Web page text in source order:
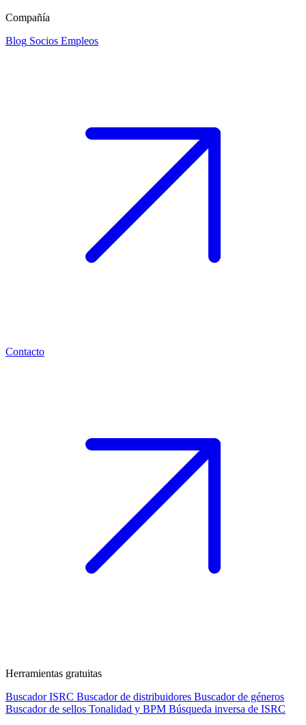
Compañía
Blog Socios Empleos
Contacto
Herramientas gratuitas
Buscador ISRC Buscador de distribuidores Buscador de géneros
Buscador de sellos Tonalidad y BPM Búsqueda inversa de ISRC